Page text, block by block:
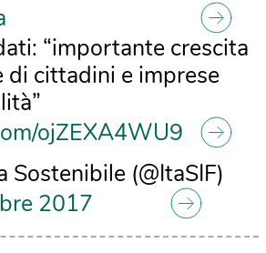
“importante crescita
di cittadini e imprese
ojZEXA4WU9
(@ItaSIF)
2017